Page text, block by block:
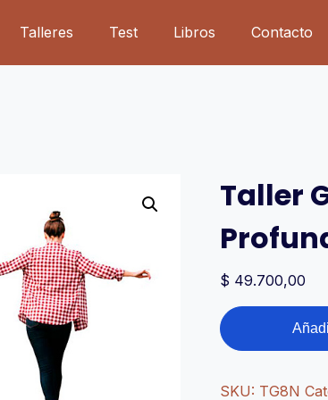
Talleres Test Libros Contacto
Taller
$ 49.700,00
Taller
Grabado
-
SKU: TG8N